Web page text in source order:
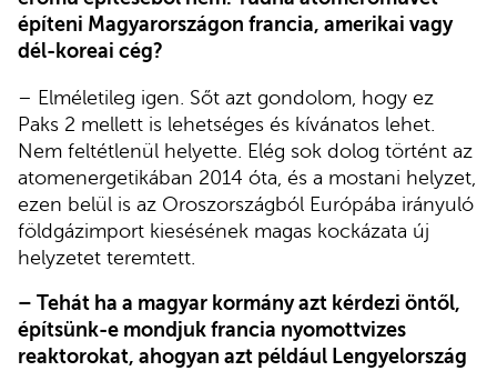
építeni Magyarországon francia, amerikai vagy
dél-koreai cég?
– Elméletileg igen. Sőt azt gondolom, hogy ez
Paks 2 mellett is lehetséges és kívánatos lehet.
Nem feltétlenül helyette. Elég sok dolog történt az
atomenergetikában 2014 óta, és a mostani helyzet,
ezen belül is az Oroszországból Európába irányuló
földgázimport kiesésének magas kockázata új
helyzetet teremtett.
– Tehát ha a magyar kormány azt kérdezi öntől,
építsünk-e mondjuk francia nyomottvizes
reaktorokat, ahogyan azt például Lengyelország